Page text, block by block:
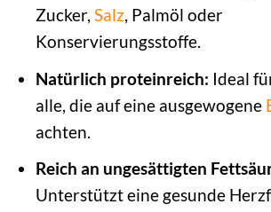
Zucker, Salz, Palmöl oder
Konservierungsstoffe.
Natürlich proteinreich: Ideal
alle, die auf eine ausgewogene
achten.
Reich an ungesättigten
Unterstützt eine gesunde